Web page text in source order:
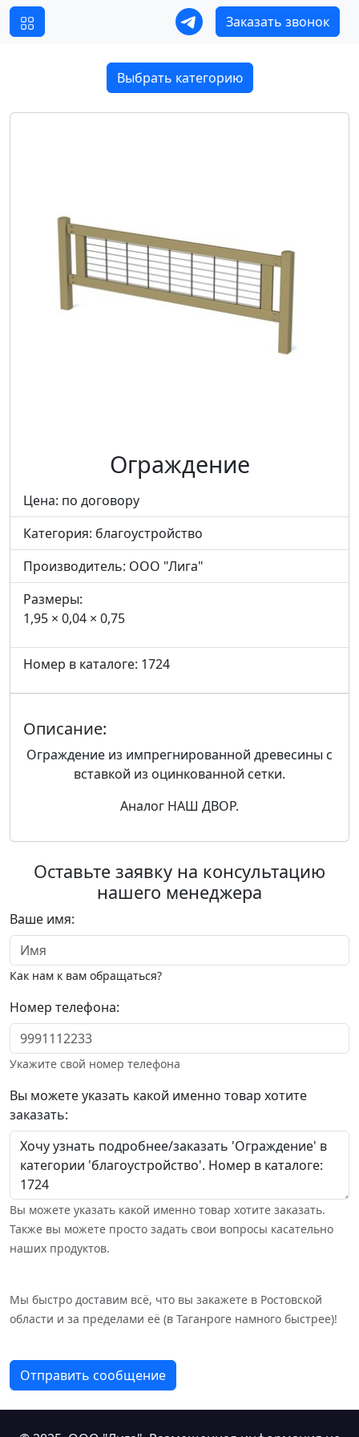
Заказать звонок
Выбрать категорию
Ограждение
Цена: по договору
Категория: благоустройство
Производитель: ООО "Лига"
Размеры:
1,95 × 0,04 × 0,75
Номер в каталоге: 1724
Описание:
Ограждение из импрегнированной древесины с
вставкой из оцинкованной сетки.
Аналог НАШ ДВОР.
Оставьте заявку на консультацию
нашего менеджера
Ваше имя:
Как нам к вам обращаться?
Номер телефона:
Укажите свой номер телефона
Вы можете указать какой именно товар хотите
заказать:
Вы можете указать какой именно товар хотите заказать.
Также вы можете просто задать свои вопросы касательно
наших продуктов.
Мы быстро доставим всё, что вы закажете в Ростовской
области и за пределами её (в Таганроге намного быстрее)!
Отправить сообщение